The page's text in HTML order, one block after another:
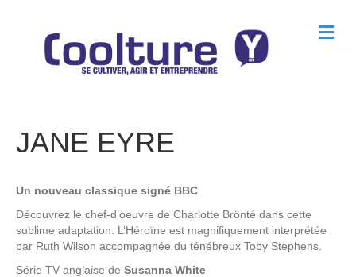
M
e
JANE EYRE
Un nouveau classique signé BBC
Découvrez le chef-d’oeuvre de Charlotte Brönté dans cette
sublime adaptation. L’Héroïne est magnifiquement interprétée
par Ruth Wilson accompagnée du ténébreux Toby Stephens.
Série TV anglaise de Susanna White